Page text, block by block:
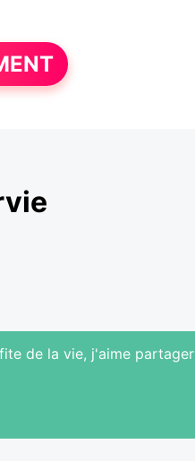
de la vie, j'aime